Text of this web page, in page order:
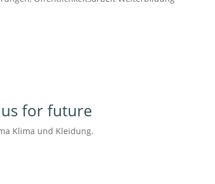
for future
Klima und Kleidung.